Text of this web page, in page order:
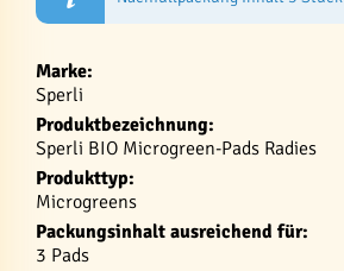
Marke:
Sperli
Produktbezeichnung:
Sperli BIO Microgreen-Pads Radies
Produkttyp:
Microgreens
Packungsinhalt ausreichend für:
3 Pads